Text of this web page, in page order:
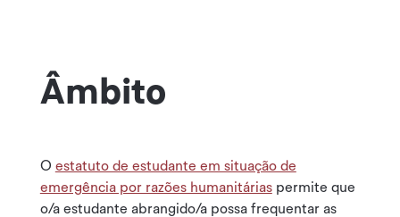
Âmbito
O estatuto de estudante em situação de
emergência por razões humanitáriaspermite que
o/a estudante abrangido/a possa frequentar as